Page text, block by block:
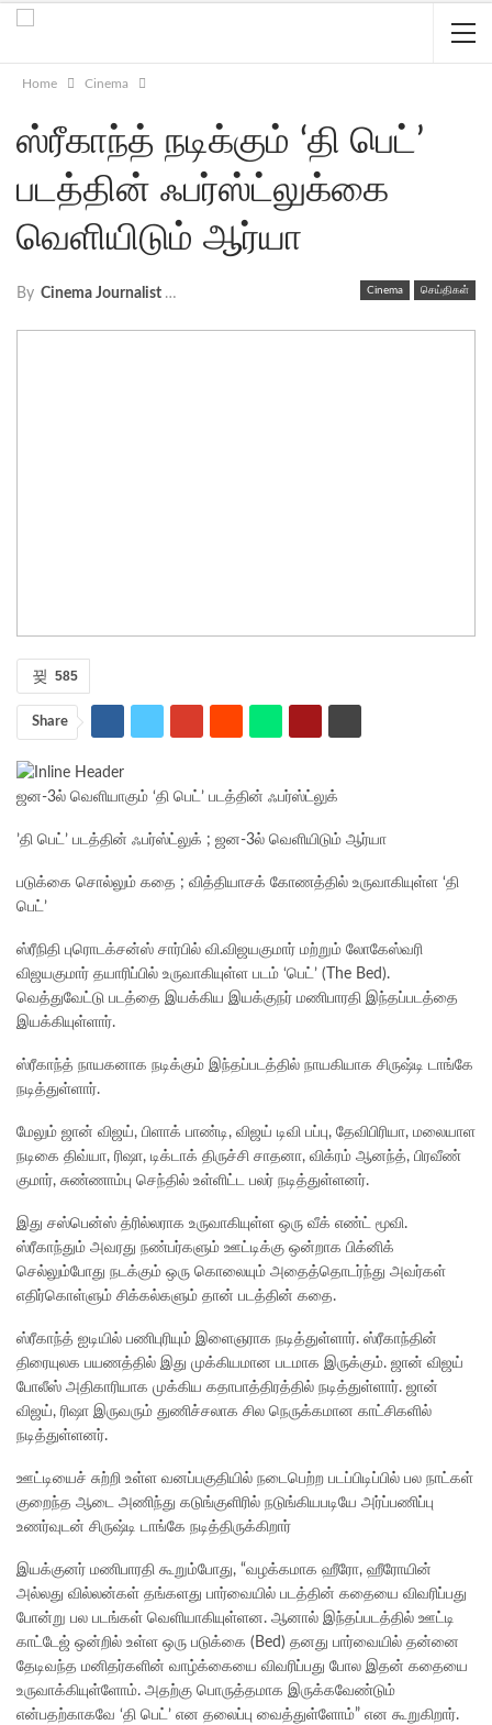
Home Cinema
ஸ்ரீகாந்த் நடிக்கும் ‘தி பெட்’
படத்தின் ஃபர்ஸ்ட்லுக்கை
வெளியிடும் ஆர்யா
Cinema செய்திகள்
By Cinema Journalist Union
585
Share
ஜன-3ல் வெளியாகும் ‘தி பெட்’ படத்தின் ஃபர்ஸ்ட்லுக்
’தி பெட்’ படத்தின் ஃபர்ஸ்ட்லுக் ; ஜன-3ல் வெளியிடும் ஆர்யா
படுக்கை சொல்லும் கதை ; வித்தியாசக் கோணத்தில் உருவாகியுள்ள ‘தி
பெட்’
ஸ்ரீநிதி புரொடக்சன்ஸ் சார்பில் வி.விஜயகுமார் மற்றும் லோகேஸ்வரி
விஜயகுமார் தயாரிப்பில் உருவாகியுள்ள படம் ‘பெட்’ (The Bed).
வெத்துவேட்டு படத்தை இயக்கிய இயக்குநர் மணிபாரதி இந்தப்படத்தை
இயக்கியுள்ளார்.
ஸ்ரீகாந்த் நாயகனாக நடிக்கும் இந்தப்படத்தில் நாயகியாக சிருஷ்டி டாங்கே
நடித்துள்ளார்.
மேலும் ஜான் விஜய், பிளாக் பாண்டி, விஜய் டிவி பப்பு, தேவிபிரியா, மலையாள
நடிகை திவ்யா, ரிஷா, டிக்டாக் திருச்சி சாதனா, விக்ரம் ஆனந்த், பிரவீண்
குமார், சுண்ணாம்பு செந்தில் உள்ளிட்ட பலர் நடித்துள்ளனர்.
இது சஸ்பென்ஸ் த்ரில்லராக உருவாகியுள்ள ஒரு வீக் எண்ட் மூவி.
ஸ்ரீகாந்தும் அவரது நண்பர்களும் ஊட்டிக்கு ஒன்றாக பிக்னிக்
செல்லும்போது நடக்கும் ஒரு கொலையும் அதைத்தொடர்ந்து அவர்கள்
எதிர்கொள்ளும் சிக்கல்களும் தான் படத்தின் கதை.
ஸ்ரீகாந்த் ஐடியில் பணிபுரியும் இளைஞராக நடித்துள்ளார். ஸ்ரீகாந்தின்
திரையுலக பயணத்தில் இது முக்கியமான படமாக இருக்கும். ஜான் விஜய்
போலீஸ் அதிகாரியாக முக்கிய கதாபாத்திரத்தில் நடித்துள்ளார். ஜான்
விஜய், ரிஷா இருவரும் துணிச்சலாக சில நெருக்கமான காட்சிகளில்
நடித்துள்ளனர்.
ஊட்டியைச் சுற்றி உள்ள வனப்பகுதியில் நடைபெற்ற படப்பிடிப்பில் பல நாட்கள்
குறைந்த ஆடை அணிந்து கடுங்குளிரில் நடுங்கியபடியே அர்ப்பணிப்பு
உணர்வுடன் சிருஷ்டி டாங்கே நடித்திருக்கிறார்
இயக்குனர் மணிபாரதி கூறும்போது, “வழக்கமாக ஹீரோ, ஹீரோயின்
அல்லது வில்லன்கள் தங்களது பார்வையில் படத்தின் கதையை விவரிப்பது
போன்று பல படங்கள் வெளியாகியுள்ளன. ஆனால் இந்தப்படத்தில் ஊட்டி
காட்டேஜ் ஒன்றில் உள்ள ஒரு படுக்கை (Bed) தனது பார்வையில் தன்னை
தேடிவந்த மனிதர்களின் வாழ்க்கையை விவரிப்பது போல இதன் கதையை
உருவாக்கியுள்ளோம். அதற்கு பொருத்தமாக இருக்கவேண்டும்
என்பதற்காகவே ‘தி பெட்’ என தலைப்பு வைத்துள்ளோம்” என கூறுகிறார்.